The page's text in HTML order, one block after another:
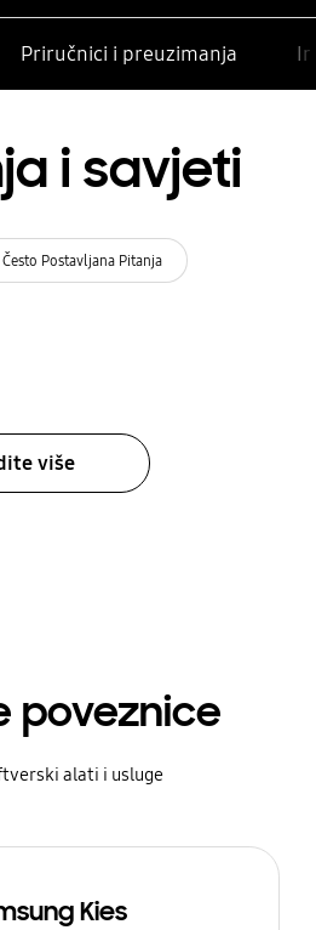
Priručnici i preuzimanja
i savjeti
Često Postavljana Pitanja
više
poveznice
alati i usluge
Kies